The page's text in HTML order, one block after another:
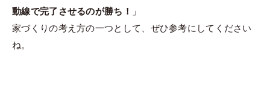
動線で完了させるのが勝ち！
」
家づくりの考え方の一つとして、ぜひ参考にしてください
ね。